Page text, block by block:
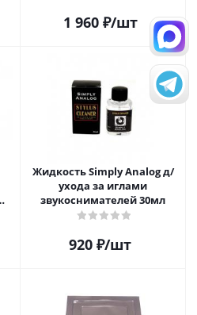
1 960₽/шт
Жидкость Simply Analog д/
ухода за иглами
звукоснимателей 30мл
920 ₽/шт